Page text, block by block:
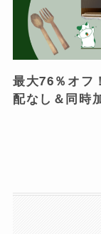
最大76％オフ
配なし＆同時